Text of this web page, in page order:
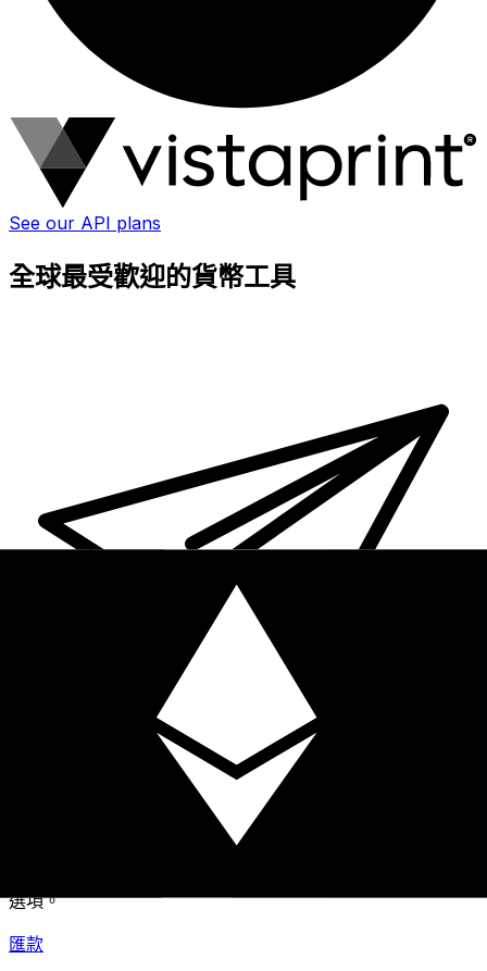
See our API plans
全球最受歡迎的貨幣工具
選項。
匯款